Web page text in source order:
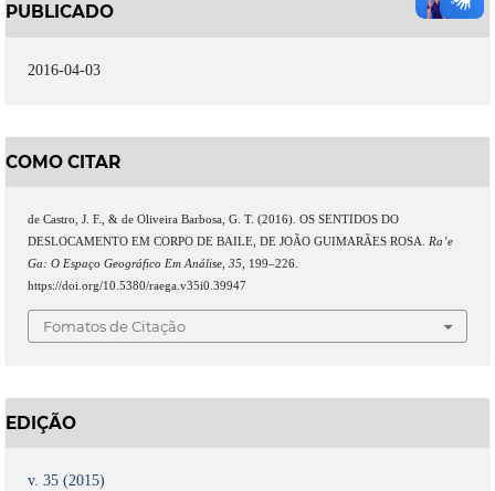
PUBLICADO
2016-04-03
COMO CITAR
de Castro, J. F., & de Oliveira Barbosa, G. T. (2016). OS SENTIDOS DO
DESLOCAMENTO EM CORPO DE BAILE, DE JOÃO GUIMARÃES ROSA. Ra’e
Ga: O Espaço Geográfico Em Análise, 35, 199–226.
https://doi.org/10.5380/raega.v35i0.39947
Fomatos de Citação
EDIÇÃO
v. 35 (2015)